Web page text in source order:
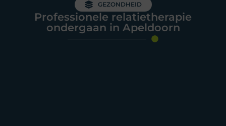
GEZONDHEID
Professionele relatietherapie
ondergaan in Apeldoorn